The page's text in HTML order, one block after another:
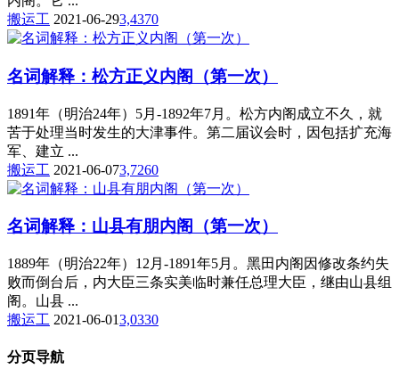
搬运工 2021-06-293,4370
名词解释：松方正义内阁（第一次）
1891年（明治24年）5月-1892年7月。松方内阁成立不久，就
苦于处理当时发生的大津事件。第二届议会时，因包括扩充海
军、建立 ...
搬运工 2021-06-073,7260
名词解释：山县有朋内阁（第一次）
1889年（明治22年）12月-1891年5月。黑田内阁因修改条约失
败而倒台后，内大臣三条实美临时兼任总理大臣，继由山县组
阁。山县 ...
搬运工 2021-06-013,0330
分页导航